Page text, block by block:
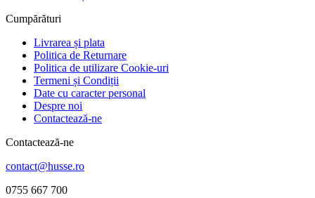
Cumpărături
Livrarea și plata
Politica de Returnare
Politica de utilizare Cookie-uri
Termeni și Condiții
Date cu caracter personal
Despre noi
Contactează-ne
Contactează-ne
contact@husse.ro
0755 667 700